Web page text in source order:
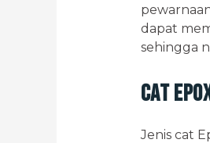
dapat
sehingga
Cat
Jenis cat